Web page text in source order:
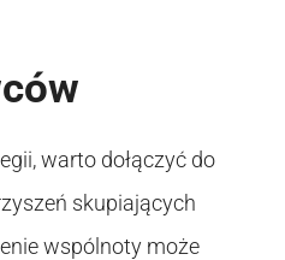
warto dołączyć do
skupiających
wspólnoty może